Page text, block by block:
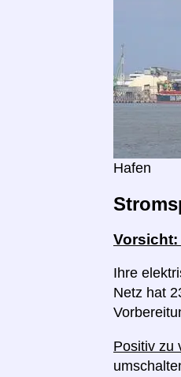
Hafen
Vorsicht:
Ihre
Netz hat
Positiv zu